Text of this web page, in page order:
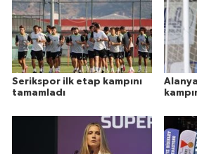
Serikspor ilk etap kampını
tamamladı